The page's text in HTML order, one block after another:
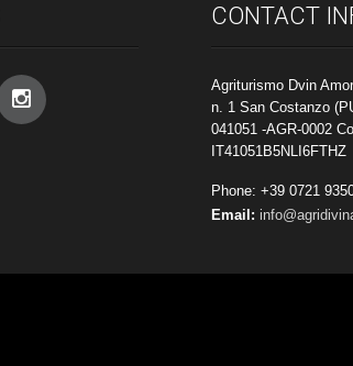
CONTACT
Agriturismo Dvin
n. 1 San Costanzo
041051 -AGR-0002
IT41051B5NLI6FTHZ
Phone: +39 0721
Email: